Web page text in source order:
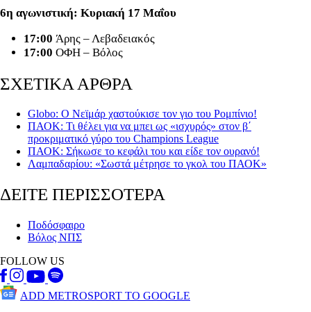
6η αγωνιστική: Κυριακή 17 Μαΐου
17:00 Άρης – Λεβαδειακός
17:00 ΟΦΗ – Βόλος
ΣΧΕΤΙΚΑ ΑΡΘΡΑ
Globo: O Nεϊμάρ χαστούκισε τον γιο του Ρομπίνιο!
ΠΑΟΚ: Τι θέλει για να μπει ως «ισχυρός» στον β΄
προκριματικό γύρο του Champions League
ΠΑΟΚ: Σήκωσε το κεφάλι του και είδε τον ουρανό!
Λαμπαδαρίου: «Σωστά μέτρησε το γκολ του ΠΑΟΚ»
ΔΕΙΤΕ ΠΕΡΙΣΣΟΤΕΡΑ
Ποδόσφαιρο
Βόλος ΝΠΣ
FOLLOW US
ADD METROSPORT TO GOOGLE